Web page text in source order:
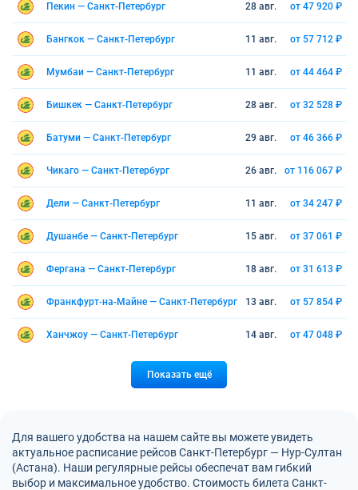
Пекин — Санкт-Петербург 28 авг. от 47 920 ₽
Бангкок — Санкт-Петербург 11 авг. от 57 712 ₽
Мумбаи — Санкт-Петербург 11 авг. от 44 464 ₽
Бишкек — Санкт-Петербург 28 авг. от 32 528 ₽
Батуми — Санкт-Петербург 29 авг. от 46 366 ₽
Чикаго — Санкт-Петербург 26 авг. от 116 067 ₽
Дели — Санкт-Петербург 11 авг. от 34 247 ₽
Душанбе — Санкт-Петербург 15 авг. от 37 061 ₽
Фергана — Санкт-Петербург 18 авг. от 31 613 ₽
Франкфурт-на-Майне — Санкт-Петербург 13 авг. от 57 854 ₽
Ханчжоу — Санкт-Петербург 14 авг. от 47 048 ₽
Показать ещё
Для вашего удобства на нашем сайте вы можете увидеть
актуальное расписание рейсов Санкт-Петербург — Нур-Султан
(Астана). Наши регулярные рейсы обеспечат вам гибкий
выбор и максимальное удобство. Стоимость билета Санкт-